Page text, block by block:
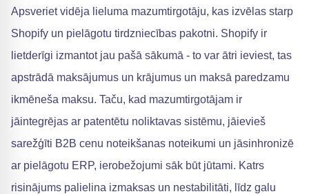
Apsveriet vidēja lieluma mazumtirgotāju, kas izvēlas starp
Shopify un pielāgotu tirdzniecības pakotni. Shopify ir
lietderīgi izmantot jau pašā sākumā - to var ātri ieviest, tas
apstrādā maksājumus un krājumus un maksā paredzamu
ikmēneša maksu. Taču, kad mazumtirgotājam ir
jāintegrējas ar patentētu noliktavas sistēmu, jāievieš
sarežģīti B2B cenu noteikšanas noteikumi un jāsinhronizē
ar pielāgotu ERP, ierobežojumi sāk būt jūtami. Katrs
risinājums palielina izmaksas un nestabilitāti, līdz galu